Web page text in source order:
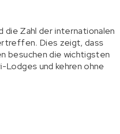
die Zahl der internationalen
Dies zeigt, dass
besuchen die wichtigsten
Lodges und kehren ohne